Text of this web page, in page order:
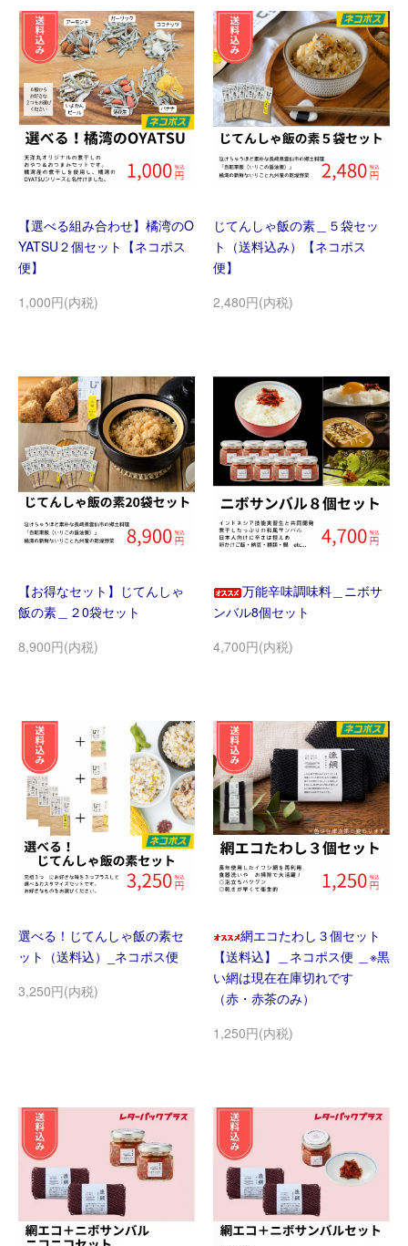
【選べる組み合わせ】橘湾のO
YATSU２個セット【ネコポス
便】
1,000円(内税)
じてんしゃ飯の素＿５袋セッ
ト（送料込み）【ネコポス
便】
2,480円(内税)
【お得なセット】じてんしゃ
飯の素＿２0袋セット
8,900円(内税)
万能辛味調味料＿ニボサ
ンバル8個セット
4,700円(内税)
選べる！じてんしゃ飯の素セ
ット（送料込）_ネコポス便
3,250円(内税)
網エコたわし３個セット
【送料込】＿ネコポス便 ＿※黒
い網は現在在庫切れです
（赤・赤茶のみ）
1,250円(内税)